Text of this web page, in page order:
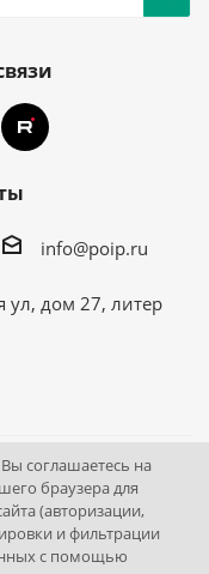
info@poip.ru
ул, дом 27, литер
Интернет
ул, дом 27, литер А,
соглашаетесь на
браузера для
(авторизации,
и фильтрации
с помощью